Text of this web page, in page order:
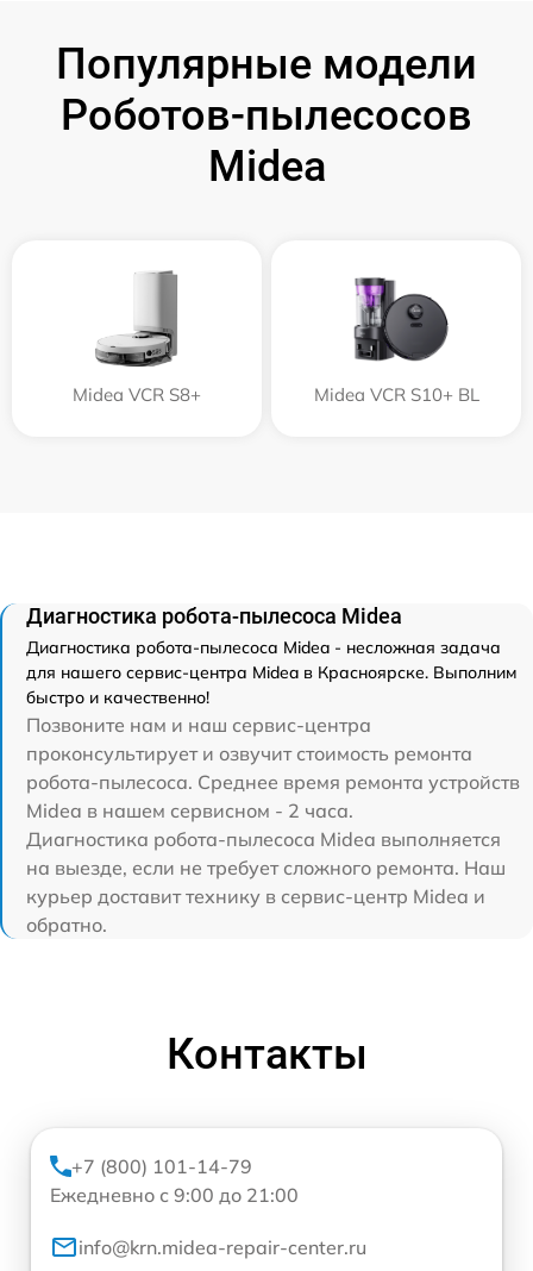
Популярные модели
Роботов-пылесосов
Midea
Midea VCR S8+ Midea VCR S10+ BL
Диагностика робота-пылесоса Midea
Диагностика робота-пылесоса Midea - несложная задача
для нашего сервис-центра Midea в Красноярске. Выполним
быстро и качественно!
Позвоните нам и наш сервис-центра
проконсультирует и озвучит стоимость ремонта
робота-пылесоса. Среднее время ремонта устройств
Midea в нашем сервисном - 2 часа.
Диагностика робота-пылесоса Midea выполняется
на выезде, если не требует сложного ремонта. Наш
курьер доставит технику в сервис-центр Midea и
обратно.
Контакты
+7 (800) 101-14-79
Ежедневно с 9:00 до 21:00
info@krn.midea-repair-center.ru